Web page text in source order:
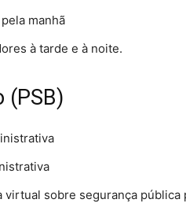
manhã
à tarde e à noite.
(PSB)
virtual sobre segurança